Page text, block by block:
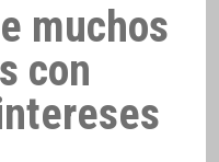
muchos
con